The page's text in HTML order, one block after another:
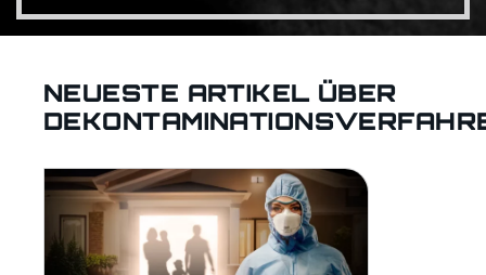
NEUESTE ARTIKEL ÜBER